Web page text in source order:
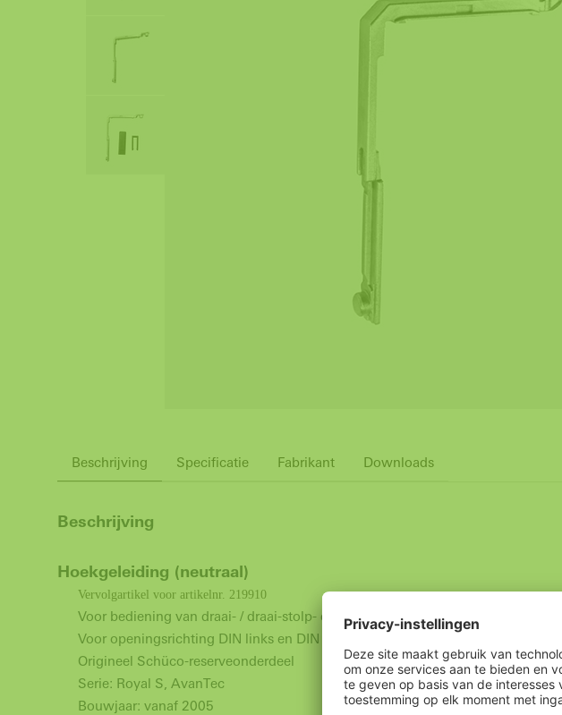
Beschrijving Specificatie Fabrikant Downloads
Beschrijving
Hoekgeleiding (neutraal)
Vervolgartikel voor artikelnr. 219910
Voor bediening van draai- / draai-stolp- en kiepelementen evenals PASK OZ
Voor openingsrichting DIN links en DIN rechts toepasbaar
Origineel Schüco-reserveonderdeel
Serie: Royal S, AvanTec
Bouwjaar: vanaf 2005